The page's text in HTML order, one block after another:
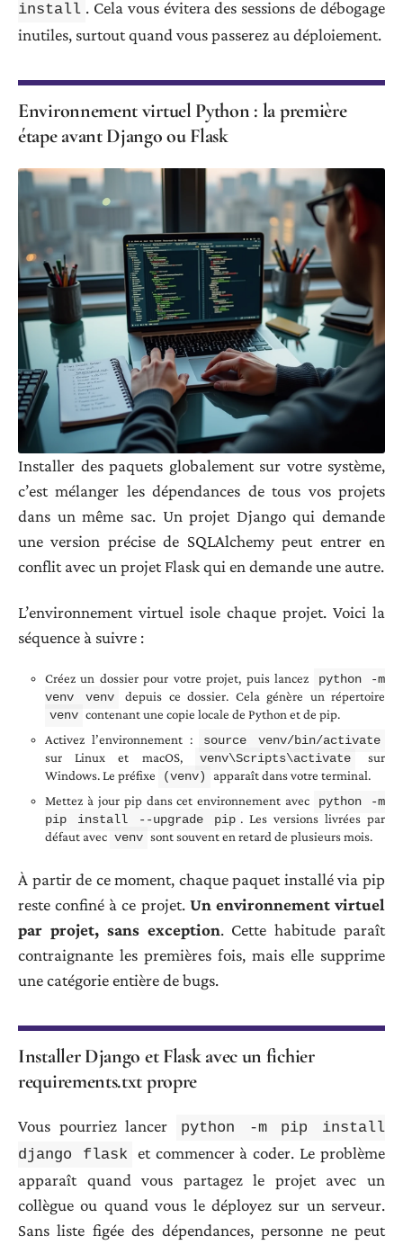
install . Cela vous évitera des sessions de débogage
inutiles, surtout quand vous passerez au déploiement.
Environnement virtuel Python : la première
étape avant Django ou Flask
Installer des paquets globalement sur votre système,
c’est mélanger les dépendances de tous vos projets
dans un même sac. Un projet Django qui demande
une version précise de SQLAlchemy peut entrer en
conflit avec un projet Flask qui en demande une autre.
L’environnement virtuel isole chaque projet. Voici la
séquence à suivre :
Créez un dossier pour votre projet, puis lancez
python -m
venv venv
depuis ce dossier. Cela génère un répertoire
venv contenant une copie locale de Python et de pip.
Activez l’environnement :
source venv/bin/activate
sur Linux et macOS, venv\Scripts\activate
sur
Windows. Le préfixe
(venv)
apparaît dans votre terminal.
Mettez à jour pip dans cet environnement avec
python -m
pip install --upgrade pip . Les versions livrées par
défaut avec venv sont souvent en retard de plusieurs mois.
À partir de ce moment, chaque paquet installé via pip
reste confiné à ce projet. Un environnement virtuel
par projet, sans exception. Cette habitude paraît
contraignante les premières fois, mais elle supprime
une catégorie entière de bugs.
Installer Django et Flask avec un fichier
requirements.txt propre
Vous pourriez lancer
python -m pip install
django flask
et commencer à coder. Le problème
apparaît quand vous partagez le projet avec un
collègue ou quand vous le déployez sur un serveur.
Sans liste figée des dépendances, personne ne peut